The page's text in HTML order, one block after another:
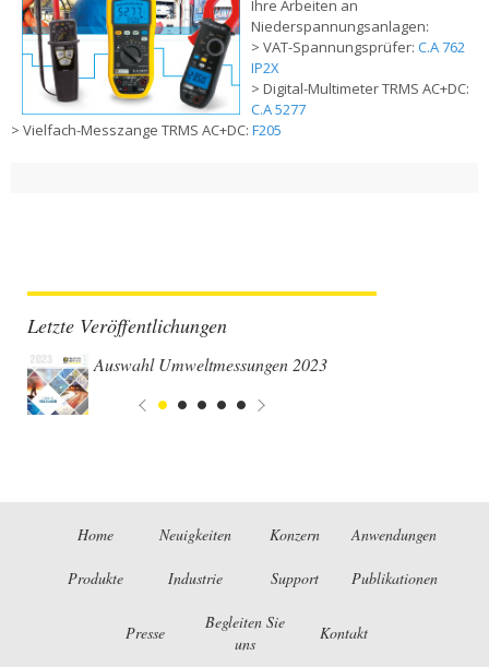
Ihre Arbeiten an
Niederspannungsanlagen:
> VAT-Spannungsprüfer: C.A 762
IP2X
> Digital-Multimeter TRMS AC+DC:
C.A 5277
> Vielfach-Messzange TRMS AC+DC: F205
Letzte Veröffentlichungen
Auswahl Umweltmessungen 2023
Home Neuigkeiten Konzern Anwendungen
Produkte Industrie Support Publikationen
Presse
Begleiten Sie
uns
Kontakt